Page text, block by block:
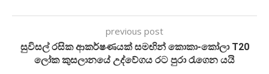
previous post
සුවිසල් රසික ආකර්ෂණයක් සමඟින් කොකා-කෝලා T20
ලෝක කුසලානයේ උද්වේගය රට පුරා රැගෙන යයි